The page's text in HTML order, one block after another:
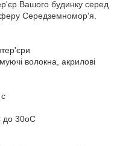
Вашого будинку серед
Середземномор'я.
волокна, акрилові
до 30оС